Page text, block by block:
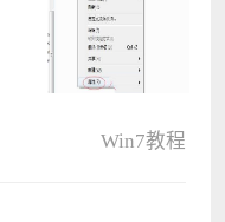
Win7教程